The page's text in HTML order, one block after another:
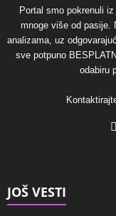
Portal smo pokrenuli
mnoge više od pasije.
analizama, uz
sve potpuno
odabiru
JOŠ VESTI